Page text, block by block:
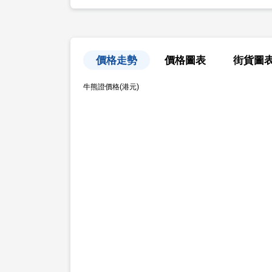
價格走勢 價格圖表 街貨圖
牛熊證價格(港元)